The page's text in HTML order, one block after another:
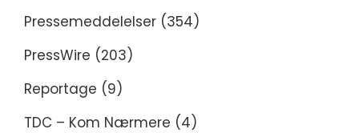
Pressemeddelelser (354)
PressWire (203)
Reportage (9)
TDC – Kom Nærmere (4)